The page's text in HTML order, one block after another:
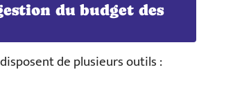
du budget des
de plusieurs outils :